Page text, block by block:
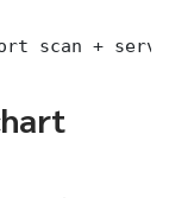
scan +